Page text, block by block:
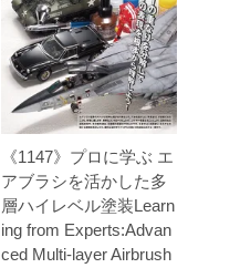
《1147》プロに学ぶ エ
アブラシを活かした多
層ハイレベル塗装Learn
ing from Experts:Advan
ced Multi-layer Airbrush